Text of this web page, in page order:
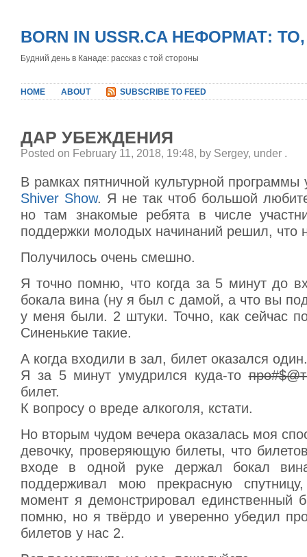
BORN IN USSR.CA НЕФОРМАТ:
Будний день в Канаде: рассказ с той стороны
HOME ABOUT SUBSCRIBE TO FEED
ДАР УБЕЖДЕНИЯ
Posted on February 11, 2018, 19:48, by Sergey, under .
В рамках пятничной культурной программы
Shiver Show. Я не так чтоб большой
но там знакомые ребята в числе
поддержки молодых начинаний решил, что
Получилось очень смешно.
Я точно помню, что когда за 5 минут до
бокала вина (ну я был с дамой, а что вы
у меня были. 2 штуки. Точно, как сейчас
Синенькие такие.
А когда входили в зал, билет оказался один.
Я за 5 минут умудрился куда-то
билет.
К вопросу о вреде алкоголя, кстати.
Но вторым чудом вечера оказалась моя
девочку, проверяющую билеты, что
входе в одной руке держал бокал
поддерживал мою прекрасную
момент я демонстрировал единственный
помню, но я твёрдо и уверенно убедил
билетов у нас 2.